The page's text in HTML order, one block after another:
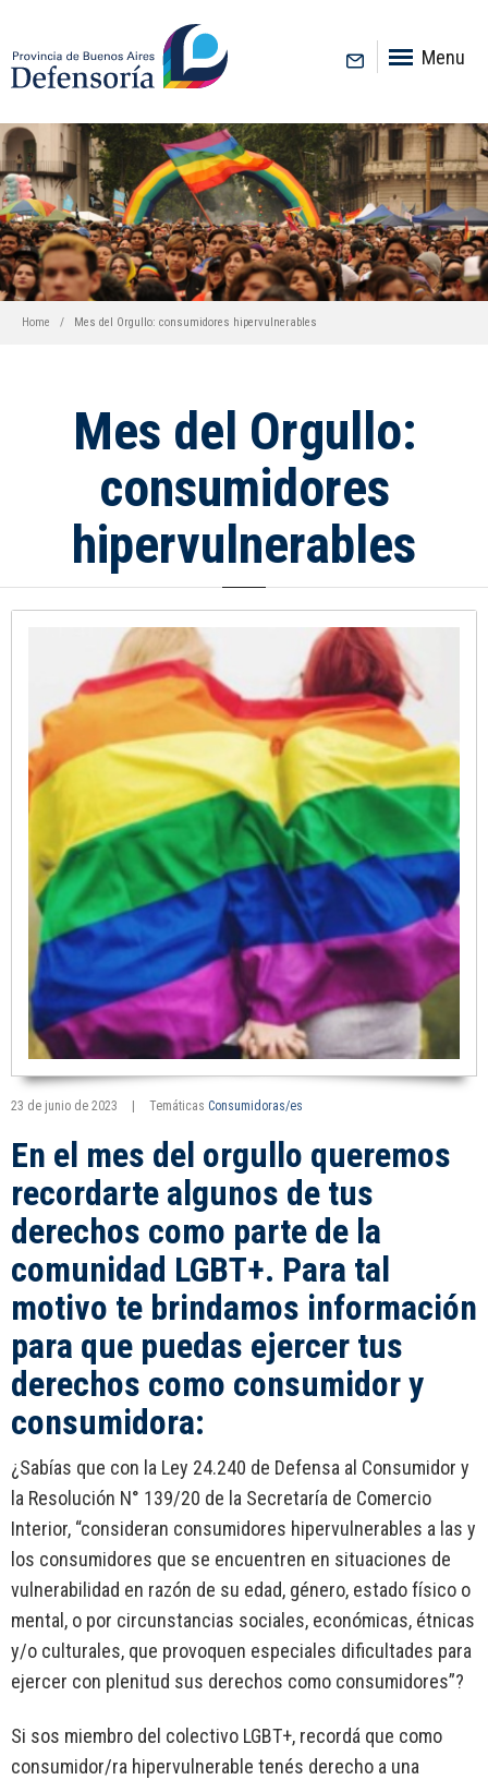
Menu
Home Mes del Orgullo: consumidores hipervulnerables
Mes del Orgullo:
consumidores
hipervulnerables
23 de junio de 2023 Temáticas Consumidoras/es
En el mes del orgullo queremos
recordarte algunos de tus
derechos como parte de la
comunidad LGBT+. Para tal
motivo te brindamos información
para que puedas ejercer tus
derechos como consumidor y
consumidora:
¿Sabías que con la Ley 24.240 de Defensa al Consumidor y
la Resolución N° 139/20 de la Secretaría de Comercio
Interior, “consideran consumidores hipervulnerables a las y
los consumidores que se encuentren en situaciones de
vulnerabilidad en razón de su edad, género, estado físico o
mental, o por circunstancias sociales, económicas, étnicas
y/o culturales, que provoquen especiales dificultades para
ejercer con plenitud sus derechos como consumidores”?
Si sos miembro del colectivo LGBT+, recordá que como
consumidor/ra hipervulnerable tenés derecho a una